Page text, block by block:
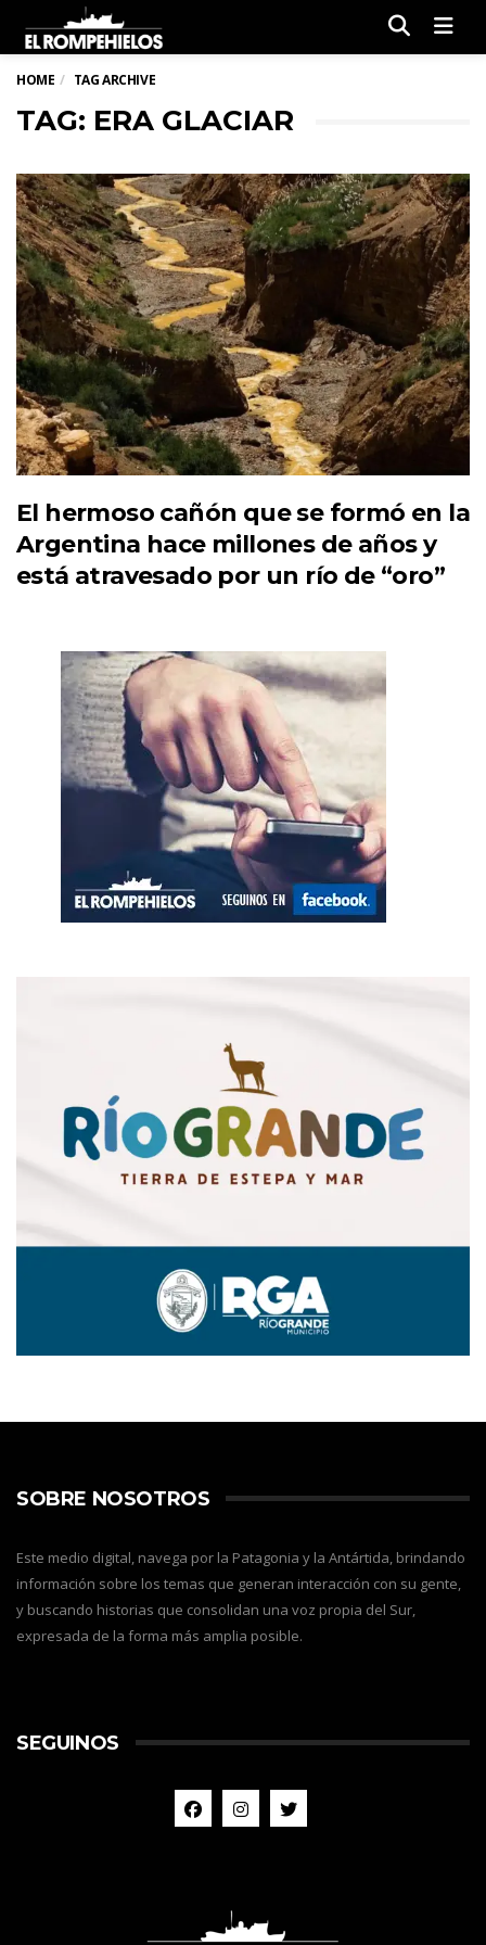
HOME TAG ARCHIVE
TAG: ERA GLACIAR
El hermoso cañón que se formó en la
Argentina hace millones de años y
está atravesado por un río de “oro”
SOBRE NOSOTROS
Este medio digital, navega por la Patagonia y la Antártida, brindando
información sobre los temas que generan interacción con su gente,
y buscando historias que consolidan una voz propia del Sur,
expresada de la forma más amplia posible.
SEGUINOS